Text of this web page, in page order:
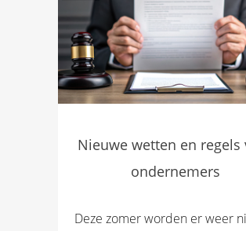
Nieuwe wetten en regels
ondernemers
Deze zomer worden er weer